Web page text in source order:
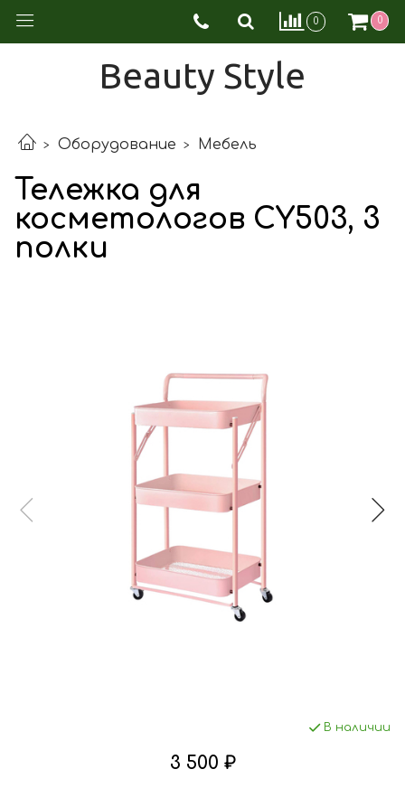
0 0
Beauty Style
Оборудование Мебель
Тележка для
косметологов CY503, 3
полки
В наличии
3 500 ₽